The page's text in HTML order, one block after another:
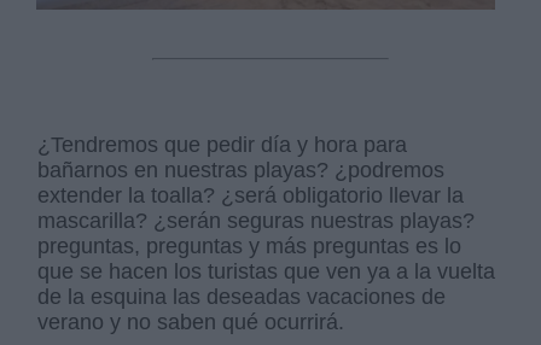
¿Tendremos que pedir día y hora para
bañarnos en nuestras playas? ¿podremos
extender la toalla? ¿será obligatorio llevar la
mascarilla? ¿serán seguras nuestras playas?
preguntas, preguntas y más preguntas es lo
que se hacen los turistas que ven ya a la vuelta
de la esquina las deseadas vacaciones de
verano y no saben qué ocurrirá.